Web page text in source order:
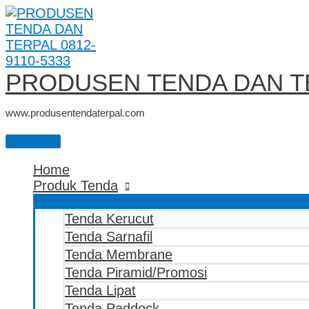
Skip
to
content
PRODUSEN TENDA DAN
www.produsentendaterpal.com
Main
Menu
Home
Produk Tenda
Tenda Kerucut
Tenda Sarnafil
Tenda Membrane
Tenda Piramid/Promosi
Tenda Lipat
JASA
AWNING
GULUNG
PERMANENT